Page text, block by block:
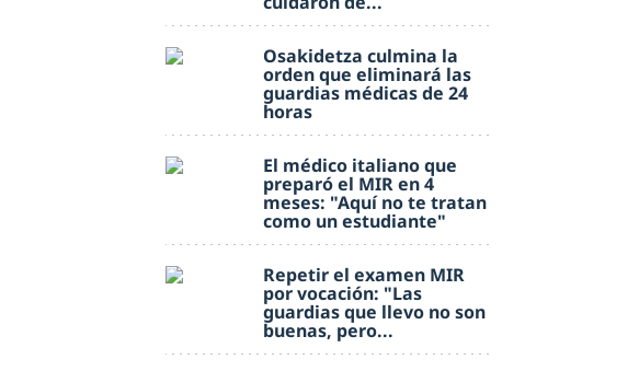
Osakidetza culmina la
orden que eliminará las
guardias médicas de 24
horas
El médico italiano que
preparó el MIR en 4
meses: "Aquí no te tratan
como un estudiante"
Repetir el examen MIR
por vocación: "Las
guardias que llevo no son
buenas, pero...